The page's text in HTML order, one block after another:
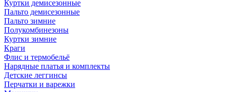
Куртки демисезонные
Пальто демисезонные
Пальто зимние
Полукомбинезоны
Куртки зимние
Краги
Флис и термобельё
Нарядные платья и комплекты
Детские леггинсы
Перчатки и варежки